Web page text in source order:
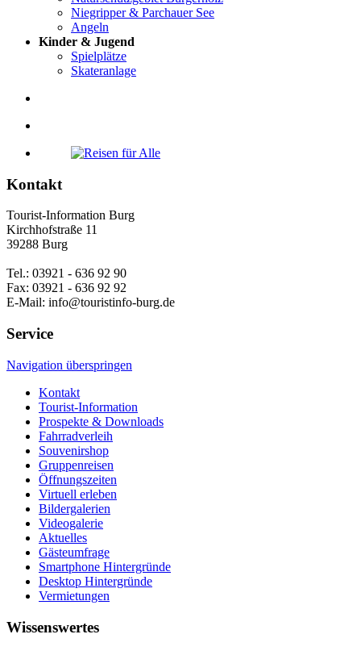
Niegripper & Parchauer See
Angeln
Kinder & Jugend
Spielplätze
Skateranlage
Kontakt
Tourist-Information Burg
Kirchhofstraße 11
39288 Burg
Tel.: 03921 - 636 92 90
Fax: 03921 - 636 92 92
E-Mail: info@touristinfo-burg.de
Service
Navigation überspringen
Kontakt
Tourist-Information
Prospekte & Downloads
Fahrradverleih
Souvenirshop
Gruppenreisen
Öffnungszeiten
Virtuell erleben
Bildergalerien
Videogalerie
Aktuelles
Gästeumfrage
Smartphone Hintergründe
Desktop Hintergründe
Vermietungen
Wissenswertes